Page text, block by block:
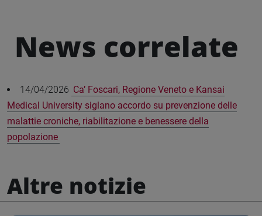
News correlate
14/04/2026 Ca’ Foscari, Regione Veneto e Kansai
Medical University siglano accordo su prevenzione delle
malattie croniche, riabilitazione e benessere della
popolazione
Altre notizie